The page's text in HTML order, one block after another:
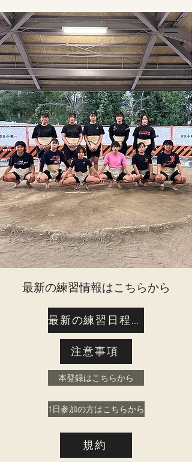
​最新の練習情報はこちらから
最新の練習日程はこちら
注意事項
本登録はこちらから
1日参加の方はこちらから
規約